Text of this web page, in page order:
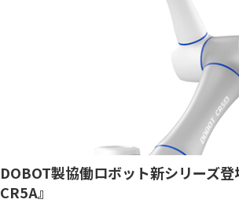
DOBOT製協働ロボット新シリーズ
CR5A』